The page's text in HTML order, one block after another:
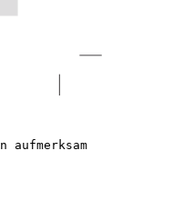
aufmerksam